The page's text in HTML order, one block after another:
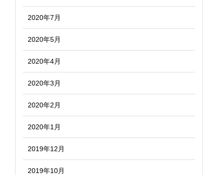
2020年7月
2020年5月
2020年4月
2020年3月
2020年2月
2020年1月
2019年12月
2019年10月